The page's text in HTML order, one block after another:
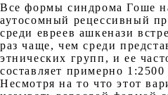
Все формы синдрома Гоше
аутосомный рецессивный
среди евреев ашкенази
раз чаще, чем среди
этнических групп, и ее
составляет примерно
Несмотря на то что этот